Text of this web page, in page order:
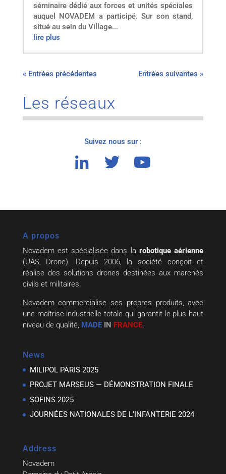
séminaire dédié aux forces et unités spéciales
auquel NOVADEM a participé. Sur son stand,
situé au sein du Village...
lire plus
« Entrées précédentes Entrées suivantes »
Les réseaux
Suivez nous sur :
A propos
Novadem est spécialisée dans la robotique aérienne
(UAS, Drone). Depuis 2006, la société conçoit et
réalise des solutions drones destinées aux marchés
civils et militaires.
Novadem commercialise ses propres produits, avec
une maîtrise industrielle totale qui garantit le plus haut
niveau de qualité, MADEIN FRANCE.
News
MILIPOL PARIS 2025
PROJET MARSEUS — DÉMONSTRATION FINALE
SOFINS 2025
JOURNÉES NATIONALES DE L’INFANTERIE 2024
Address
Novadem